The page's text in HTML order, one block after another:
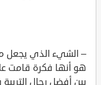
– الشيء الذي يجعل
هو أنها فكرة قامت
بين أفضل رجال